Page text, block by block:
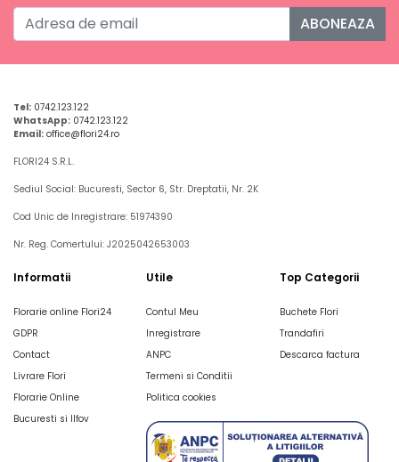
ABONEAZA
Tel: 0742.123.122
WhatsApp: 0742.123.122
Email: office@flori24.ro
FLORI24 S.R.L.
Sediul Social: Bucuresti, Sector 6, Str. Dreptatii, Nr. 2K
Cod Unic de Inregistrare: 51974390
Nr. Reg. Comertului: J2025042653003
Informatii
Florarie online Flori24
GDPR
Contact
Livrare Flori
Florarie Online
Bucuresti si Ilfov
Utile
Contul Meu
Inregistrare
ANPC
Termeni si Conditii
Politica cookies
Top Categorii
Buchete Flori
Trandafiri
Descarca factura